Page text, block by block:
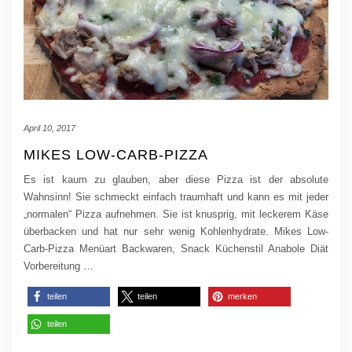
April 10, 2017
MIKES LOW-CARB-PIZZA
Es ist kaum zu glauben, aber diese Pizza ist der absolute
Wahnsinn! Sie schmeckt einfach traumhaft und kann es mit jeder
„normalen“ Pizza aufnehmen. Sie ist knusprig, mit leckerem Käse
überbacken und hat nur sehr wenig Kohlenhydrate. Mikes Low-
Carb-Pizza Menüart Backwaren, Snack Küchenstil Anabole Diät
Vorbereitung …
teilen teilen merken
teilen